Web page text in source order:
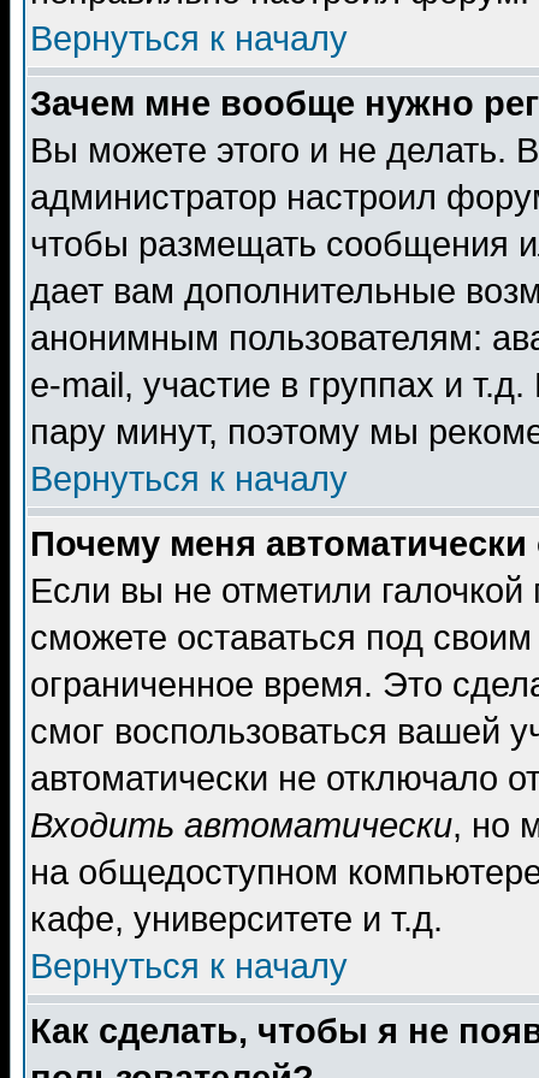
Вернуться к началу
Зачем мне вообще нужно
Вы можете этого и не делать.
администратор настроил
чтобы размещать сообщения
дает вам дополнительные
анонимным пользователям:
e-mail, участие в группах и
пару минут, поэтому мы
Вернуться к началу
Почему меня автоматически
Если вы не отметили галочкой
сможете оставаться под
ограниченное время. Это
смог воспользоваться вашей
автоматически не отключало
Входить автоматически, но
на общедоступном
кафе, университете и т.д.
Вернуться к началу
Как сделать, чтобы я не